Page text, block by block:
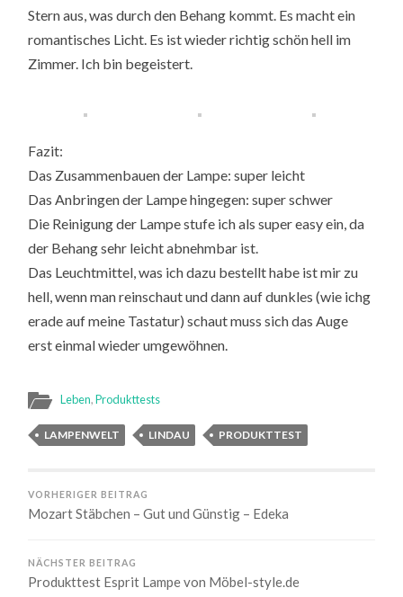
Stern aus, was durch den Behang kommt. Es macht ein
romantisches Licht. Es ist wieder richtig schön hell im
Zimmer. Ich bin begeistert.
Fazit:
Das Zusammenbauen der Lampe: super leicht
Das Anbringen der Lampe hingegen: super schwer
Die Reinigung der Lampe stufe ich als super easy ein, da
der Behang sehr leicht abnehmbar ist.
Das Leuchtmittel, was ich dazu bestellt habe ist mir zu
hell, wenn man reinschaut und dann auf dunkles (wie ichg
erade auf meine Tastatur) schaut muss sich das Auge
erst einmal wieder umgewöhnen.
Leben,Produkttests
LAMPENWELT LINDAU PRODUKTTEST
VORHERIGER BEITRAG
Mozart Stäbchen – Gut und Günstig – Edeka
NÄCHSTER BEITRAG
Produkttest Esprit Lampe von Möbel-style.de